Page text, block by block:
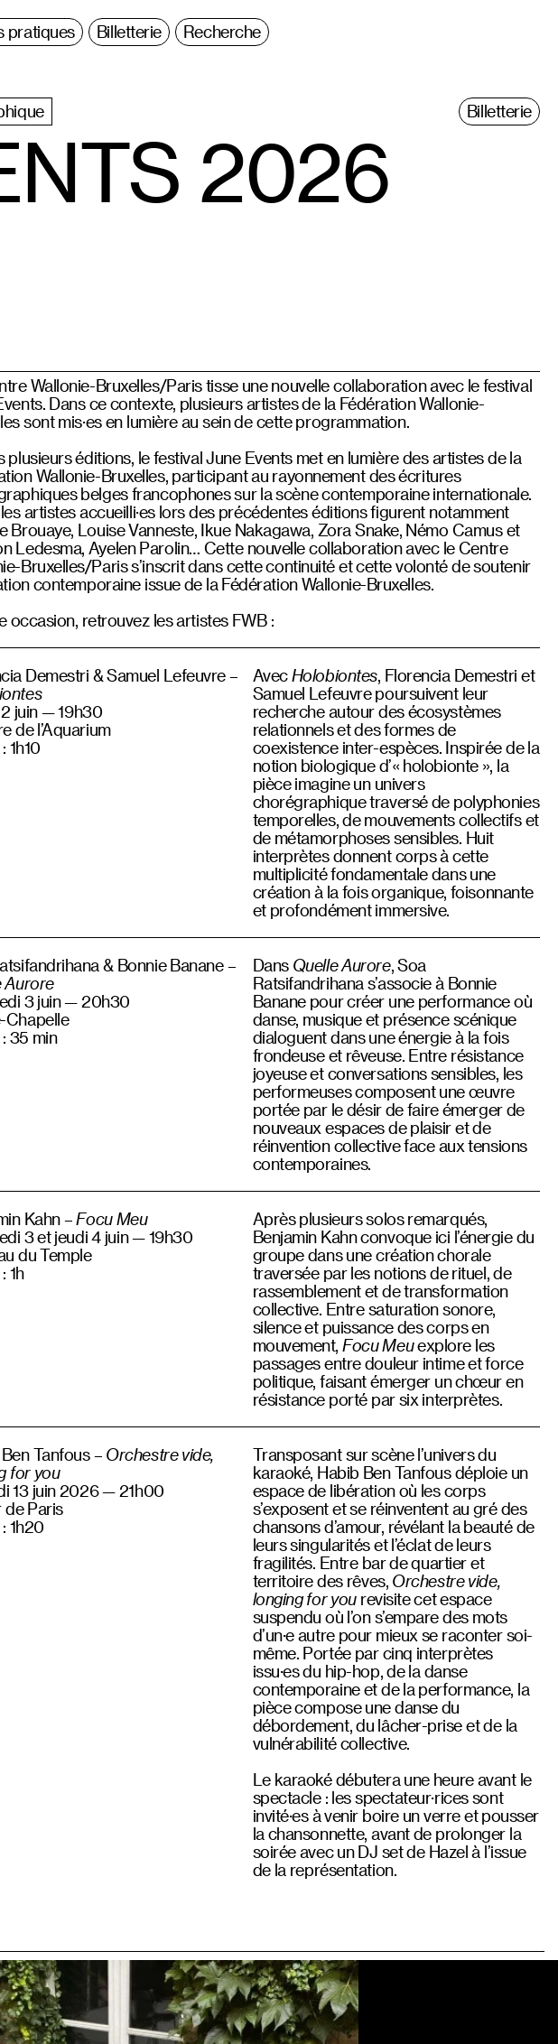
pratiques Billetterie Recherche
Billetterie
2026
Wallonie-Bruxelles/Paris tisse une nouvelle collaboration avec le festival
Dans ce contexte, plusieurs artistes de la Fédération Wallonie-
sont mis·es en lumière au sein de cette programmation.
plusieurs éditions, le festival June Events met en lumière des artistes de la
Wallonie-Bruxelles, participant au rayonnement des écritures
belges francophones sur la scène contemporaine internationale.
artistes accueilli·es lors des précédentes éditions figurent notamment
Brouaye, Louise Vanneste, Ikue Nakagawa, Zora Snake, Némo Camus et
Ledesma, Ayelen Parolin… Cette nouvelle collaboration avec le Centre
Bruxelles/Paris s’inscrit dans cette continuité et cette volonté de soutenir
contemporaine issue de la Fédération Wallonie-Bruxelles.
occasion, retrouvez les artistes FWB :
Demestri & Samuel Lefeuvre –
juin — 19h30
de l’Aquarium
1h10
Avec Holobiontes, Florencia Demestri et
Samuel Lefeuvre poursuivent leur
recherche autour des écosystèmes
relationnels et des formes de
coexistence inter-espèces. Inspirée de la
notion biologique d’« holobionte », la
pièce imagine un univers
chorégraphique traversé de polyphonies
temporelles, de mouvements collectifs et
de métamorphoses sensibles. Huit
interprètes donnent corps à cette
multiplicité fondamentale dans une
création à la fois organique, foisonnante
et profondément immersive.
& Bonnie Banane –
Aurore
3 juin — 20h30
Chapelle
35 min
Dans Quelle Aurore, Soa
Ratsifandrihana s’associe à Bonnie
Banane pour créer une performance où
danse, musique et présence scénique
dialoguent dans une énergie à la fois
frondeuse et rêveuse. Entre résistance
joyeuse et conversations sensibles, les
performeuses composent une œuvre
portée par le désir de faire émerger de
nouveaux espaces de plaisir et de
réinvention collective face aux tensions
contemporaines.
Kahn – Focu Meu
3 et jeudi 4 juin — 19h30
du Temple
1h
Après plusieurs solos remarqués,
Benjamin Kahn convoque ici l’énergie du
groupe dans une création chorale
traversée par les notions de rituel, de
rassemblement et de transformation
collective. Entre saturation sonore,
silence et puissance des corps en
mouvement, Focu Meuexplore les
passages entre douleur intime et force
politique, faisant émerger un chœur en
résistance porté par six interprètes.
Tanfous – Orchestre vide,
for you
13 juin 2026 — 21h00
de Paris
1h20
Transposant sur scène l’univers du
karaoké, Habib Ben Tanfous déploie un
espace de libération où les corps
s’exposent et se réinventent au gré des
chansons d’amour, révélant la beauté de
leurs singularités et l’éclat de leurs
fragilités. Entre bar de quartier et
territoire des rêves, Orchestre vide,
longing for yourevisite cet espace
suspendu où l’on s’empare des mots
d’un·e autre pour mieux se raconter soi-
même. Portée par cinq interprètes
issu·es du hip-hop, de la danse
contemporaine et de la performance, la
pièce compose une danse du
débordement, du lâcher-prise et de la
vulnérabilité collective.
Le karaoké débutera une heure avant le
spectacle : les spectateur·rices sont
invité·es à venir boire un verre et pousser
la chansonnette, avant de prolonger la
soirée avec un DJ set de Hazel à l’issue
de la représentation.